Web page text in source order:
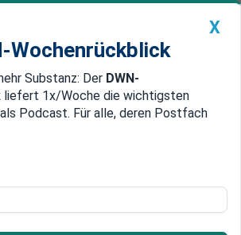
DWN: Geldanlage Premium
DWN-Magazin China
erreicht Basis in
X
Wochenrückblick
Substanz: Der DWN-
liefert 1x/Woche die wichtigsten
Podcast. Für alle, deren Postfach